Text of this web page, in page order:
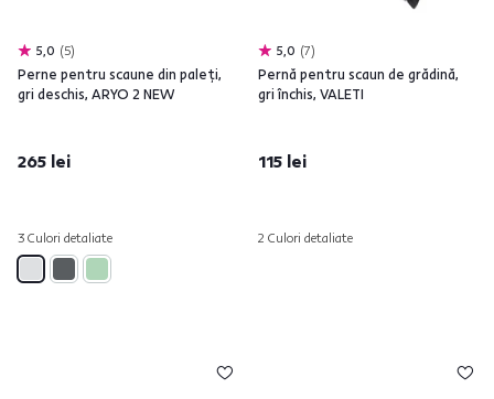
5,0 5
Perne pentru scaune din paleţi,
gri deschis, ARYO 2 NEW
265 lei
3 Culori detaliate
5,0 7
Pernă pentru scaun de grădină,
gri închis, VALETI
115 lei
2 Culori detaliate